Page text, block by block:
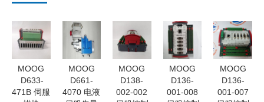
MOOG
D633-
471B 伺服
MOOG
D661-
4070 电液
MOOG
D138-
002-002
MOOG
D136-
001-008
MOOG
D136-
001-007